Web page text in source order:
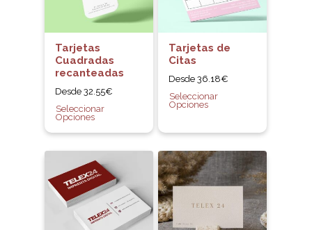
Tarjetas
Cuadradas
recanteadas
Desde 32.55€
Seleccionar
Opciones
Tarjetas de
Citas
Desde 36.18€
Seleccionar
Opciones